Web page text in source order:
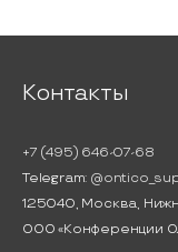
Контакты
+7 (495) 646-07-68
Telegram:
125040, Москва,
ООО «Конференции